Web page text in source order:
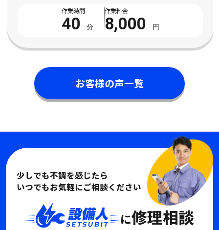
た。 電話対応から作業完了まで丁寧で安心 […]
作業時間
40 分
作業料金
8,000 円
お客様の声一覧
少しでも不調を感じたら
いつでもお気軽にご相談ください
に修理相談